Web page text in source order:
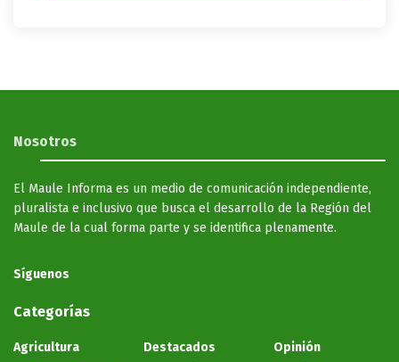
Nosotros
El Maule Informa es un medio de comunicación independiente,
pluralista e inclusivo que busca el desarrollo de la Región del
Maule de la cual forma parte y se identifica plenamente.
Síguenos
Categorías
Agricultura
Destacados
Opinión